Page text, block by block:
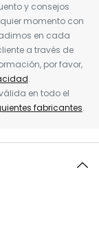
y consejos
momento con
en cada
a través de
por favor,
.
en todo el
fabricantes.